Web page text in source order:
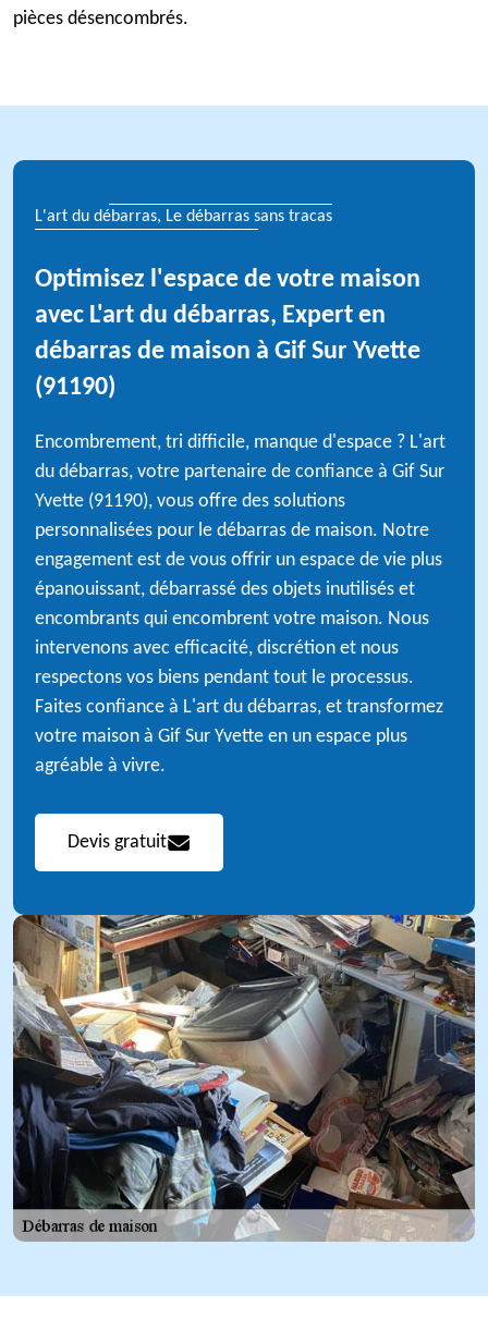
pièces désencombrés.
L'art du débarras, Le débarras sans tracas
Optimisez l'espace de votre maison
avec L'art du débarras, Expert en
débarras de maison à Gif Sur Yvette
(91190)
Encombrement, tri difficile, manque d'espace ? L'art
du débarras, votre partenaire de confiance à Gif Sur
Yvette (91190), vous offre des solutions
personnalisées pour le débarras de maison. Notre
engagement est de vous offrir un espace de vie plus
épanouissant, débarrassé des objets inutilisés et
encombrants qui encombrent votre maison. Nous
intervenons avec efficacité, discrétion et nous
respectons vos biens pendant tout le processus.
Faites confiance à L'art du débarras, et transformez
votre maison à Gif Sur Yvette en un espace plus
agréable à vivre.
Devis gratuit